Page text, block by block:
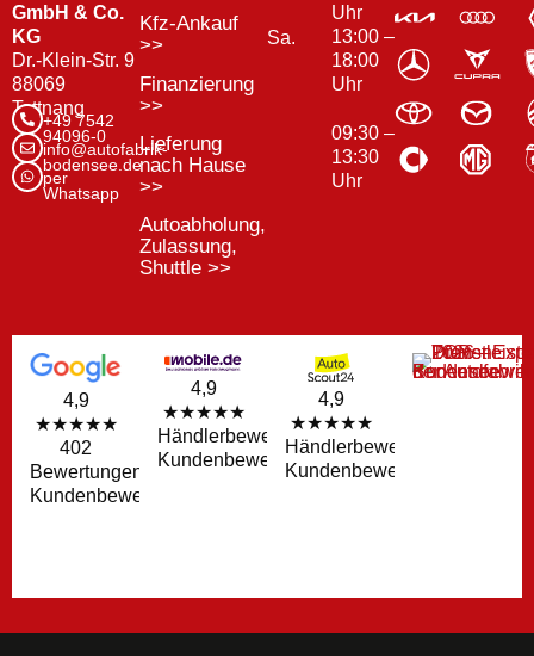
GmbH & Co.
KG
Dr.-Klein-Str. 9
88069
Tettnang
+49 7542
94096-0
info@autofabrik-
bodensee.de
per
Whatsapp
Kfz-Ankauf
>>
Finanzierung
>>
Lieferung
nach Hause
>>
Autoabholung,
Zulassung,
Shuttle >>
Sa.
Uhr
13:00 –
18:00
Uhr
09:30 –
13:30
Uhr
4,9
★★★★★
402
Bewertungen
Kundenbewertungen
4,9
★★★★★
Händlerbewertungen
Kundenbewertungen
4,9
★★★★★
Händlerbewertungen
Kundenbewertungen